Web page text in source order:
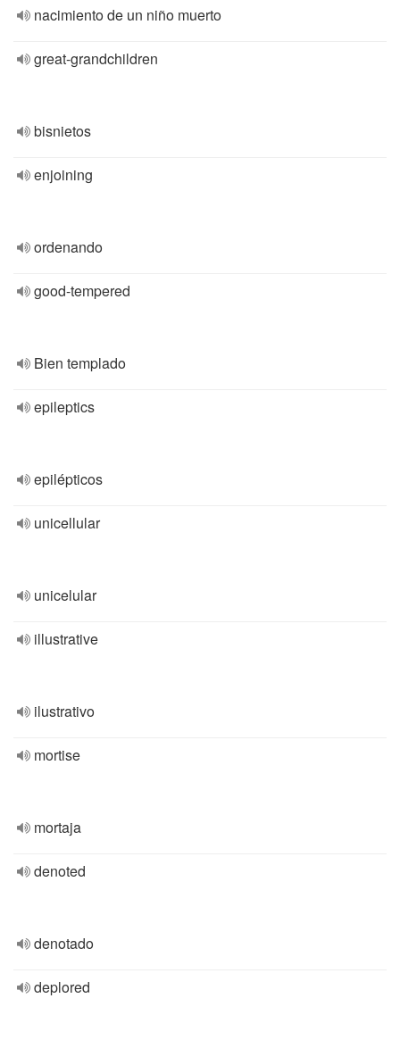
nacimiento de un niño muerto
great-grandchildren
bisnietos
enjoining
ordenando
good-tempered
Bien templado
epileptics
epilépticos
unicellular
unicelular
illustrative
ilustrativo
mortise
mortaja
denoted
denotado
deplored